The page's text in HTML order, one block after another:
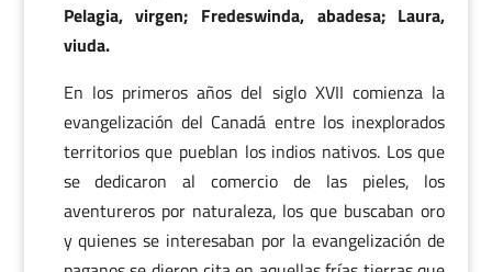
Pelagia, virgen; Fredeswinda, abadesa; Laura,
viuda.
En los primeros años del siglo XVII comienza la
evangelización del Canadá entre los inexplorados
territorios que pueblan los indios nativos. Los que
se dedicaron al comercio de las pieles, los
aventureros por naturaleza, los que buscaban oro
y quienes se interesaban por la evangelización de